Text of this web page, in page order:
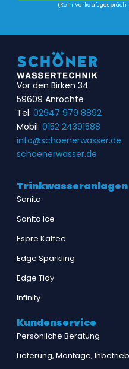
(Kein
Vor den Birken 34
59609 Anröchte
Tel: 02947 979 8892
Mobil: 0152 24391588
info@schoenerwasser.de
schoenerwasser.de
Trinkwasseranlagen
Sanita
Sanita Ice
Espre Kaffee
Edge Sparkling
Edge Tidy
Infinity
Kundenservice
Persönliche Beratung
Lieferung, Montage,